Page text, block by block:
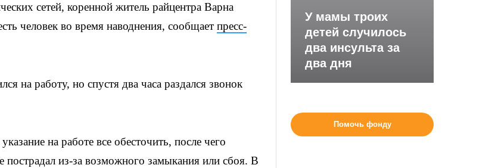
сетей, коренной житель райцентра Варна
человек во время наводнения, сообщает пресс-
на работу, но спустя два часа раздался звонок
на работе все обесточить, после чего
пострадал из-за возможного замыкания или сбоя. В
У мамы троих
детей случилось
два инсульта за
два дня
Помочь фонду